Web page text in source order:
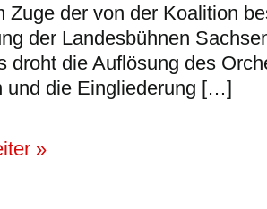
Zuge der von der Koalition
der Landesbühnen
droht die Auflösung des
und die Eingliederung […]
»